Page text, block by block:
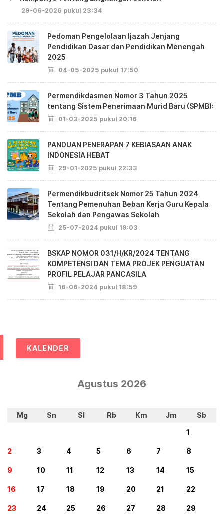
29-06-2026 pukul 23:34
Pedoman Pengelolaan Ijazah Jenjang
Pendidikan Dasar dan Pendidikan Menengah
2025
04-05-2025 pukul 17:50
Permendikdasmen Nomor 3 Tahun 2025
tentang Sistem Penerimaan Murid Baru (SPMB):
01-03-2025 pukul 20:16
PANDUAN PENERAPAN 7 KEBIASAAN ANAK
INDONESIA HEBAT
29-01-2025 pukul 22:33
Permendikbudritsek Nomor 25 Tahun 2024
Tentang Pemenuhan Beban Kerja Guru Kepala
Sekolah dan Pengawas Sekolah
25-07-2024 pukul 19:03
BSKAP NOMOR 031/H/KR/2024 TENTANG
KOMPETENSI DAN TEMA PROJEK PENGUATAN
PROFIL PELAJAR PANCASILA
16-06-2024 pukul 18:59
KALENDER
Agustus 2026
Mg Sn Sl Rb Km Jm
Sb
1
2 3 4 5 6 7 8
9 10 11 12 13 14 15
16 17 18 19 20 21 22
23 24 25 26 27 28 29